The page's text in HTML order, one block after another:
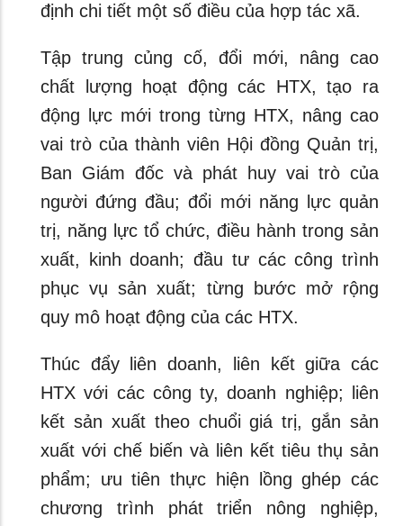
định chi tiết một số điều của hợp tác xã.
Tập trung củng cố, đổi mới, nâng cao
chất lượng hoạt động các HTX, tạo ra
động lực mới trong từng HTX, nâng cao
vai trò của thành viên Hội đồng Quản trị,
Ban Giám đốc và phát huy vai trò của
người đứng đầu; đổi mới năng lực quản
trị, năng lực tổ chức, điều hành trong sản
xuất, kinh doanh; đầu tư các công trình
phục vụ sản xuất; từng bước mở rộng
quy mô hoạt động của các HTX.
Thúc đẩy liên doanh, liên kết giữa các
HTX với các công ty, doanh nghiệp; liên
kết sản xuất theo chuổi giá trị, gắn sản
xuất với chế biến và liên kết tiêu thụ sản
phẩm; ưu tiên thực hiện lồng ghép các
chương trình phát triển nông nghiệp,